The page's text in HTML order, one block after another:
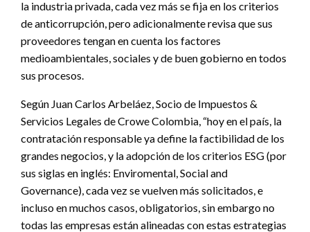
la industria privada, cada vez más se fija en los criterios
de anticorrupción, pero adicionalmente revisa que sus
proveedores tengan en cuenta los factores
medioambientales, sociales y de buen gobierno en todos
sus procesos.
Según Juan Carlos Arbeláez, Socio de Impuestos &
Servicios Legales de Crowe Colombia, “hoy en el país, la
contratación responsable ya define la factibilidad de los
grandes negocios, y la adopción de los criterios ESG (por
sus siglas en inglés: Enviromental, Social and
Governance), cada vez se vuelven más solicitados, e
incluso en muchos casos, obligatorios, sin embargo no
todas las empresas están alineadas con estas estrategias